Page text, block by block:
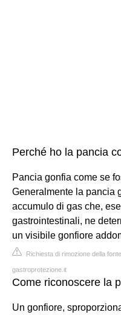
Perché ho la pancia
Pancia gonfia come se
Generalmente la pancia
accumulo di gas che,
gastrointestinali, ne
un visibile gonfiore
Richiesta di rimozione della fonte
gastroprotezione.it
Come riconoscere la
Un gonfiore,